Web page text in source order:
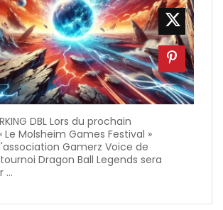
DBL Lors du prochain
Molsheim Games Festival »
Gamerz Voice de
Dragon Ball Legends sera
...